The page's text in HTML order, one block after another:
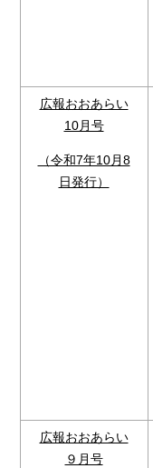
広報おおあらい
10月号
（令和7年10月8
日発行）
広報おおあらい
９月号